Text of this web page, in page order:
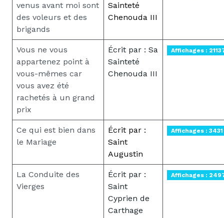
venus avant moi sont
des voleurs et des
brigands
Sainteté
Chenouda III
Vous ne vous
appartenez point à
vous-mêmes car
vous avez été
rachetés à un grand
prix
Écrit par : Sa
Sainteté
Chenouda III
Affichages :
Ce qui est bien dans
le Mariage
Écrit par :
Saint
Augustin
Affichages : 3431
La Conduite des
Vierges
Écrit par :
Saint
Cyprien de
Carthage
Affichages :